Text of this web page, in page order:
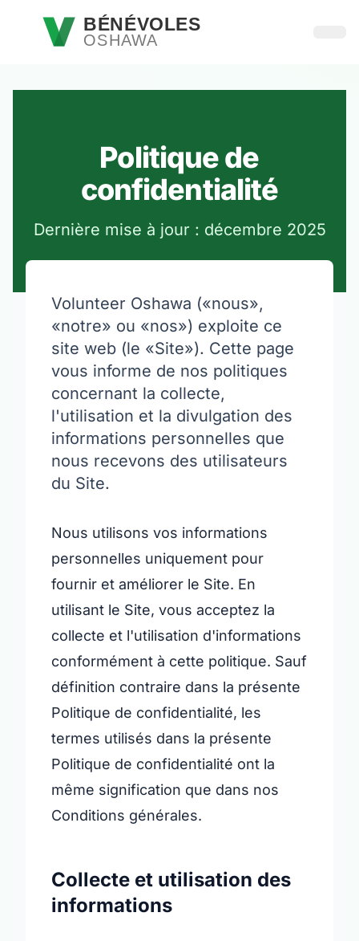
Passer au contenu principal
BÉNÉVOLES
OSHAWA
Politique de
confidentialité
Dernière mise à jour : décembre 2025
Volunteer Oshawa («nous»,
«notre» ou «nos») exploite ce
site web (le «Site»). Cette page
vous informe de nos politiques
concernant la collecte,
l'utilisation et la divulgation des
informations personnelles que
nous recevons des utilisateurs
du Site.
Nous utilisons vos informations
personnelles uniquement pour
fournir et améliorer le Site. En
utilisant le Site, vous acceptez la
collecte et l'utilisation d'informations
conformément à cette politique. Sauf
définition contraire dans la présente
Politique de confidentialité, les
termes utilisés dans la présente
Politique de confidentialité ont la
même signification que dans nos
Conditions générales.
Collecte et utilisation des
informations